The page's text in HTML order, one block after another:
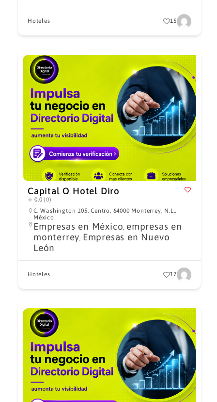
Hoteles 15
Capital O Hotel Diro
0.0 (0)
C. Washington 105, Centro, 64000 Monterrey, N.L.,
México
Empresas en México, empresas en
monterrey, Empresas en Nuevo
León
Hoteles 17